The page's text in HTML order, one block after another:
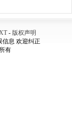
- 版权声明
信息 欢迎纠正
有